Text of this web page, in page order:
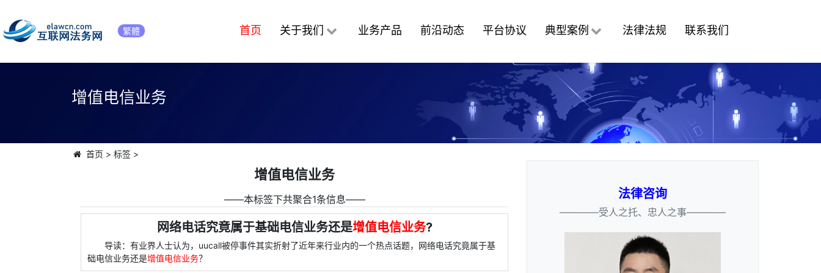
繁體 首页 关于我们 业务产品 前沿动态 平台协议 典型案例 法律法规 联系我们
增值电信业务
首页 > 标签>
增值电信业务
――本标签下共聚合1条信息――
网络电话究竟属于基础电信业务还是增值电信业务?
导读：有业界人士认为，uucall被停事件其实折射了近年来行业内的一个热点话题，网络电话究竟属于基
础电信业务还是增值电信业务？
法律咨询
————受人之托、忠人之事————